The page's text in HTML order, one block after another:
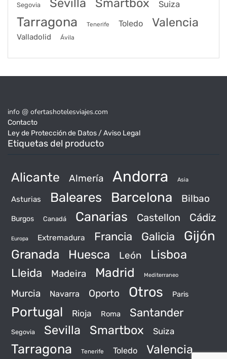
Segovia Sevilla Smartbox Suiza
Tarragona Tenerife Toledo Valencia
Valladolid Ávila
info @ ofertashotelesviajes.com
Contacto
Ley de Protección de Datos / Aviso Legal
Etiquetas del producto
Alicante Almería Andorra Asia
Asturias Baleares Barcelona Bilbao
Burgos Canadá Canarias Castellon Cádiz
Europa Extremadura Francia Galicia Gijón
Granada Huesca León Lisboa
Lleida Madeira Madrid Mediterraneo
Murcia Navarra Oporto Otros Paris
Portugal Rioja Roma Santander
Segovia Sevilla Smartbox Suiza
Tarragona Tenerife Toledo Valencia